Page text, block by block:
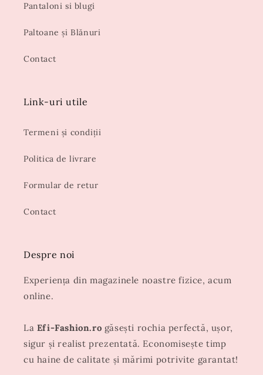
Pantaloni si blugi
Paltoane și Blănuri
Contact
Link-uri utile
Termeni și condiții
Politica de livrare
Formular de retur
Contact
Despre noi
Experiența din magazinele noastre fizice, acum
online.
La Efi-Fashion.ro găsești rochia perfectă, ușor,
sigur și realist prezentată. Economisește timp
cu haine de calitate și mărimi potrivite garantat!